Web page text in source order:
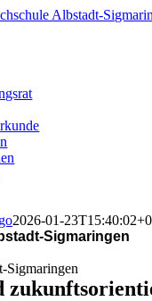
2026-01-
Sigmaringen